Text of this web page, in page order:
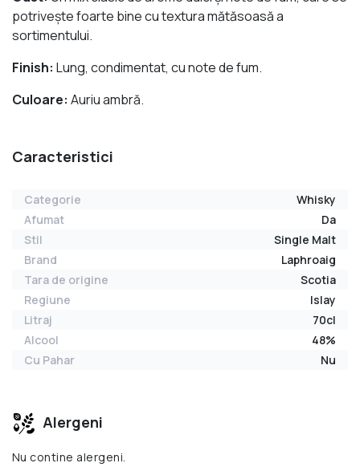
potriveşte foarte bine cu textura mătăsoasă a
sortimentului.
Finish: Lung, condimentat, cu note de fum.
Culoare: Auriu ambră.
Caracteristici
Categorie
Whisky
Afumat
Da
Stil
Single Malt
Brand
Laphroaig
Tara de origine
Scotia
Regiune
Islay
Litraj
70cl
Alcool
48%
Cu Pahar
Nu
Alergeni
Nu contine alergeni.